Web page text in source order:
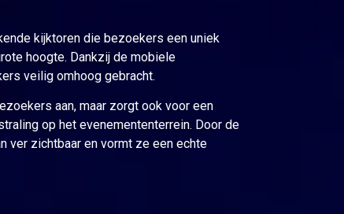
kijktoren die bezoekers een uniek
hoogte. Dankzij de mobiele
veilig omhoog gebracht.
aan, maar zorgt ook voor een
op het evenemententerrein. Door de
ver zichtbaar en vormt ze een echte